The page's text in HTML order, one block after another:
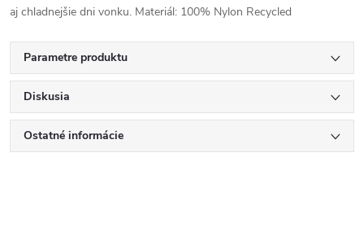
aj chladnejšie dni vonku. Materiál: 100% Nylon Recycled
Parametre produktu
Diskusia
Ostatné informácie